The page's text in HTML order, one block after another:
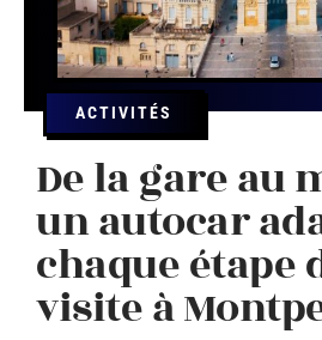
ACTIVITÉS
De la gare au
un autocar
chaque étape
visite à